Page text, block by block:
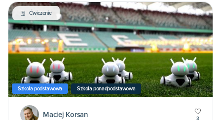
Ćwiczenie
Szkoła podstawowa Szkoła ponadpodstawowa
Maciej Korsan 3